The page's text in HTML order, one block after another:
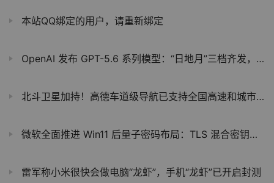
本站QQ绑定的用户，请重新绑定
OpenAI 发布 GPT-5.6 系列模型：“日地月”三档齐发，最强 Sol 模型刷新编程跑分
北斗卫星加持！高德车道级导航已支持全国高速和城市快速路
微软全面推进 Win11 后量子密码布局：TLS 混合密钥开启预览，ADCS 正式签发 ML-DSA 证书
雷军称小米很快会做电脑“龙虾”，手机“龙虾”已开启封测